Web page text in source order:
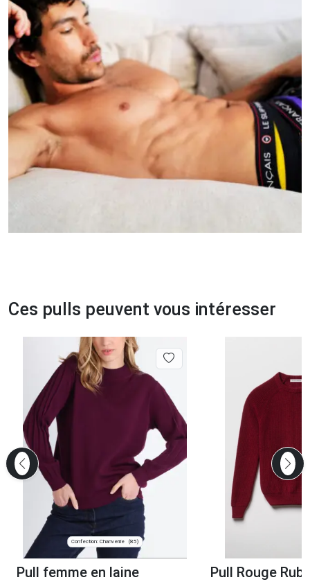
Ces pulls peuvent vous intéresser
Confection: Chanverrie (85)
Pull femme en laine
Pull Rouge